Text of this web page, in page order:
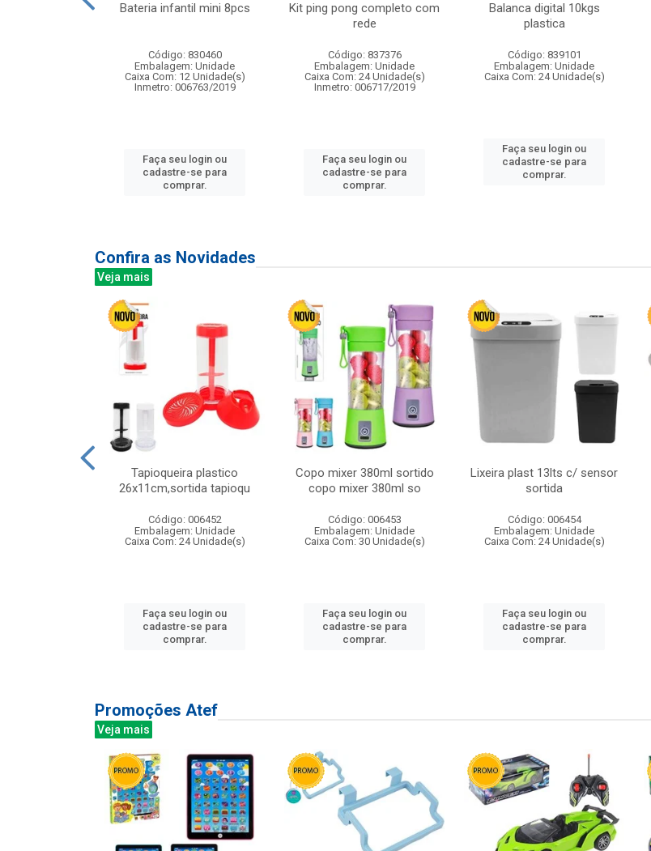
Bateria infantil mini 8pcs
Código: 830460
Embalagem: Unidade
Caixa Com: 12 Unidade(s)
Inmetro: 006763/2019
Faça seu login ou
cadastre-se para
comprar.
Kit ping pong completo com
rede
Código: 837376
Embalagem: Unidade
Caixa Com: 24 Unidade(s)
Inmetro: 006717/2019
Faça seu login ou
cadastre-se para
comprar.
Balanca digital 10kgs
plastica
Código: 839101
Embalagem: Unidade
Caixa Com: 24 Unidade(s)
Faça seu login ou
cadastre-se para
comprar.
Confira as Novidades
Veja mais
Tapioqueira plastico
26x11cm,sortida tapioqu
Código: 006452
Embalagem: Unidade
Caixa Com: 24 Unidade(s)
Faça seu login ou
cadastre-se para
comprar.
Copo mixer 380ml sortido
copo mixer 380ml so
Código: 006453
Embalagem: Unidade
Caixa Com: 30 Unidade(s)
Faça seu login ou
cadastre-se para
comprar.
Lixeira plast 13lts c/ sensor
sortida
Código: 006454
Embalagem: Unidade
Caixa Com: 24 Unidade(s)
Faça seu login ou
cadastre-se para
comprar.
Promoções Atef
Veja mais